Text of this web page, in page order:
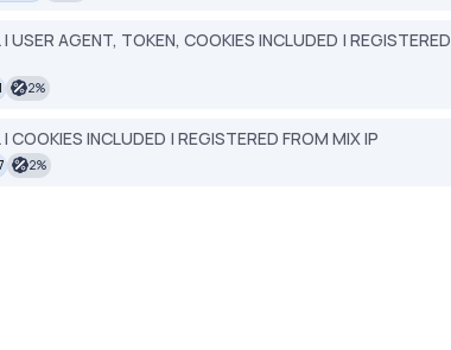
USER AGENT, TOKEN, COOKIES INCLUDED | REGISTERED
2%
COOKIES INCLUDED | REGISTERED FROM MIX IP
2%